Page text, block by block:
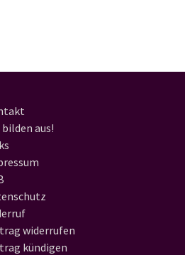
aus!
widerrufen
kündigen